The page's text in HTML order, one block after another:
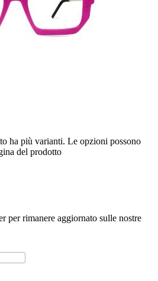
ha più varianti. Le opzioni possono
del prodotto
per rimanere aggiornato sulle nostre